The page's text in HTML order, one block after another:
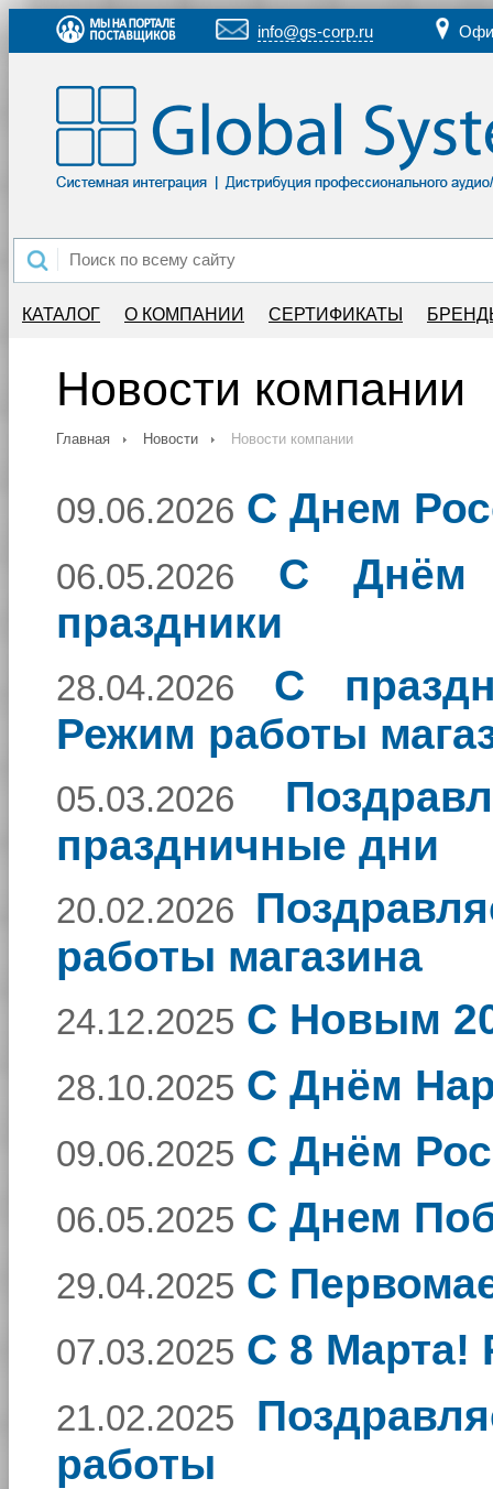
info@gs-corp.ru
КАТАЛОГ О КОМПАНИИ СЕРТИФИКАТЫ
Новости компании
Главная Новости Новости компании
09.06.2026 С Днем
06.05.2026
С Днём
праздники
28.04.2026
С
Режим работы
05.03.2026
праздничные дни
20.02.2026
работы магазина
24.12.2025 С Новым
28.10.2025 C Днём
09.06.2025 С Днём
06.05.2025 С Днем
29.04.2025 С
07.03.2025 C 8 Марта!
21.02.2025
работы